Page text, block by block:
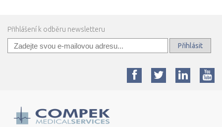
Přihlášení k odběru newsletteru
Přihlásit